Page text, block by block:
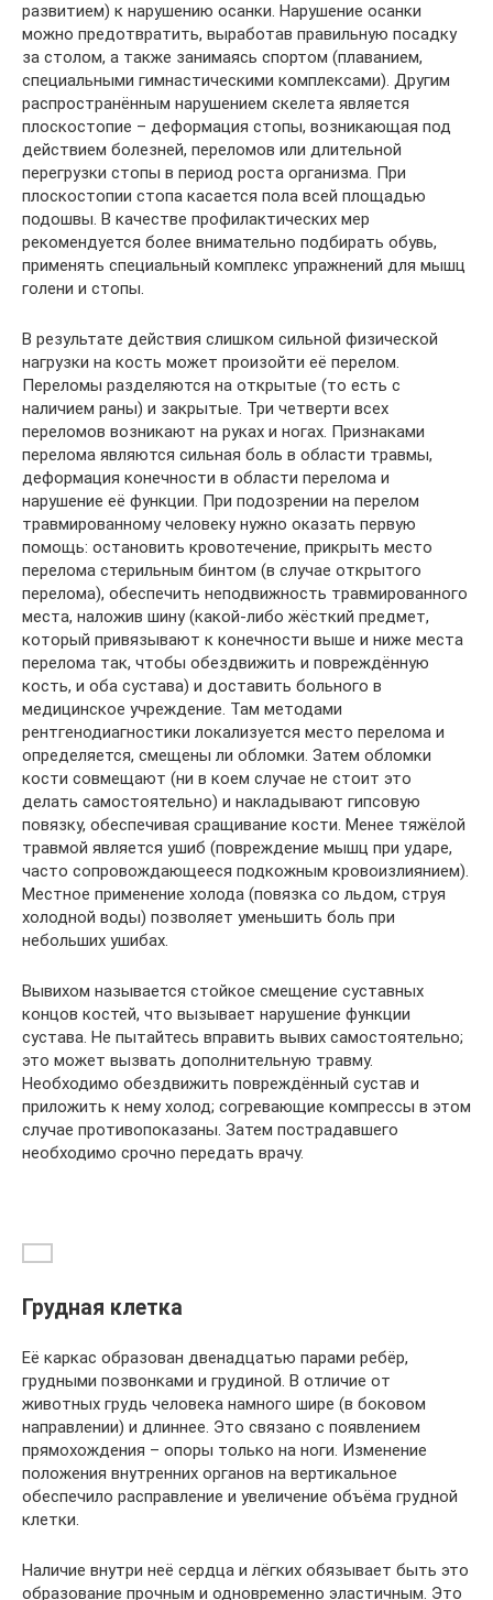
развитием) к нарушению осанки. Нарушение осанки
можно предотвратить, выработав правильную посадку
за столом, а также занимаясь спортом (плаванием,
специальными гимнастическими комплексами). Другим
распространённым нарушением скелета является
плоскостопие – деформация стопы, возникающая под
действием болезней, переломов или длительной
перегрузки стопы в период роста организма. При
плоскостопии стопа касается пола всей площадью
подошвы. В качестве профилактических мер
рекомендуется более внимательно подбирать обувь,
применять специальный комплекс упражнений для мышц
голени и стопы.
В результате действия слишком сильной физической
нагрузки на кость может произойти её перелом.
Переломы разделяются на открытые (то есть с
наличием раны) и закрытые. Три четверти всех
переломов возникают на руках и ногах. Признаками
перелома являются сильная боль в области травмы,
деформация конечности в области перелома и
нарушение её функции. При подозрении на перелом
травмированному человеку нужно оказать первую
помощь: остановить кровотечение, прикрыть место
перелома стерильным бинтом (в случае открытого
перелома), обеспечить неподвижность травмированного
места, наложив шину (какой-либо жёсткий предмет,
который привязывают к конечности выше и ниже места
перелома так, чтобы обездвижить и повреждённую
кость, и оба сустава) и доставить больного в
медицинское учреждение. Там методами
рентгенодиагностики локализуется место перелома и
определяется, смещены ли обломки. Затем обломки
кости совмещают (ни в коем случае не стоит это
делать самостоятельно) и накладывают гипсовую
повязку, обеспечивая сращивание кости. Менее тяжёлой
травмой является ушиб (повреждение мышц при ударе,
часто сопровождающееся подкожным кровоизлиянием).
Местное применение холода (повязка со льдом, струя
холодной воды) позволяет уменьшить боль при
небольших ушибах.
Вывихом называется стойкое смещение суставных
концов костей, что вызывает нарушение функции
сустава. Не пытайтесь вправить вывих самостоятельно;
это может вызвать дополнительную травму.
Необходимо обездвижить повреждённый сустав и
приложить к нему холод; согревающие компрессы в этом
случае противопоказаны. Затем пострадавшего
необходимо срочно передать врачу.
Грудная клетка
Её каркас образован двенадцатью парами ребёр,
грудными позвонками и грудиной. В отличие от
животных грудь человека намного шире (в боковом
направлении) и длиннее. Это связано с появлением
прямохождения – опоры только на ноги. Изменение
положения внутренних органов на вертикальное
обеспечило расправление и увеличение объёма грудной
клетки.
Наличие внутри неё сердца и лёгких обязывает быть это
образование прочным и одновременно эластичным. Это